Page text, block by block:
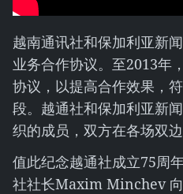
越南通讯社和保加利亚新
业务合作协议。至2013年
协议，以提高合作效果，
段。越通社和保加利亚新
织的成员，双方在各场双
值此纪念越通社成立75周
社社长Maxim Minchev